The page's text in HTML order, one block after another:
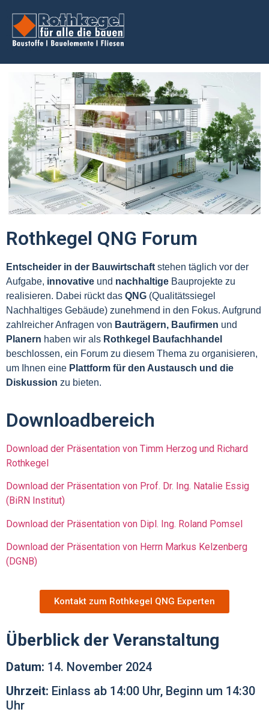
Rothkegel QNG Forum
Entscheider in der Bauwirtschaft stehen täglich vor der
Aufgabe, innovative und nachhaltige Bauprojekte zu
realisieren. Dabei rückt das QNG (Qualitätssiegel
Nachhaltiges Gebäude) zunehmend in den Fokus. Aufgrund
zahlreicher Anfragen von Bauträgern, Baufirmen und
Planern haben wir als Rothkegel Baufachhandel
beschlossen, ein Forum zu diesem Thema zu organisieren,
um Ihnen eine Plattform für den Austausch und die
Diskussion zu bieten.
Downloadbereich
Download der Präsentation von Timm Herzog und Richard
Rothkegel
Download der Präsentation von Prof. Dr. Ing. Natalie Essig
(BiRN Institut)
Download der Präsentation von Dipl. Ing. Roland Pomsel
Download der Präsentation von Herrn Markus Kelzenberg
(DGNB)
Kontakt zum Rothkegel QNG Experten
Überblick der Veranstaltung
Datum: 14. November 2024
Uhrzeit: Einlass ab 14:00 Uhr, Beginn um 14:30
Uhr